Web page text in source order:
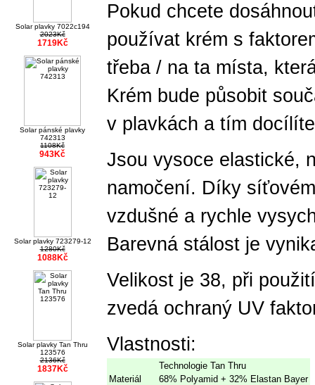
Solar plavky 7022c194
2023Kč
1719Kč
Solar pánské plavky
742313
1108Kč
943Kč
Solar plavky 723279-12
1280Kč
1088Kč
Solar plavky Tan Thru
123576
2136Kč
1837Kč
Pokud chcete
používat krém s
třeba / na ta místa,
Krém bude působit
v plavkách a tím
Jsou vysoce elastické,
namočení. Díky
vzdušné a rychle
Barevná stálost je
Velikost je 38, při
zvedá ochraný UV
Vlastnosti:
Technologie Tan Thru
Materiál
68% Polyamid + 32% Elastan Bayer